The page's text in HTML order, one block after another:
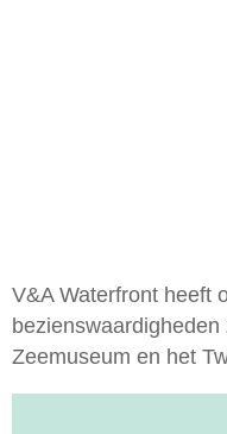
V&A Waterfront heeft
Zeemuseum en het